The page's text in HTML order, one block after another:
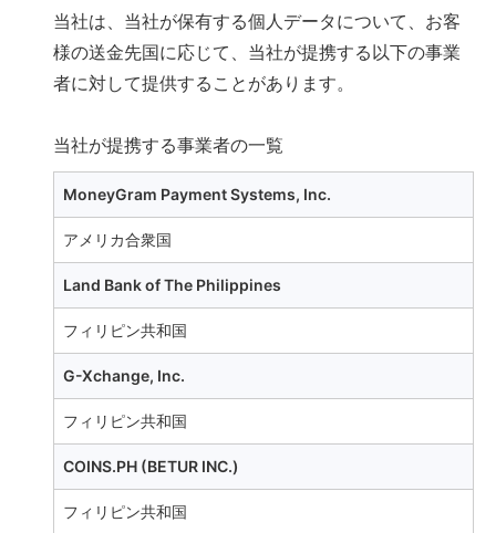
当社は、当社が保有する個人データについて、お客
様の送金先国に応じて、当社が提携する以下の事業
者に対して提供することがあります。
当社が提携する事業者の一覧
MoneyGram Payment Systems, Inc.
アメリカ合衆国
Land Bank of The Philippines
フィリピン共和国
G-Xchange, Inc.
フィリピン共和国
COINS.PH (BETUR INC.)
フィリピン共和国